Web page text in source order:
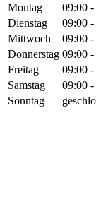
Montag
09:00
Dienstag
09:00
Mittwoch
09:00
Donnerstag 09:00
Freitag
09:00
Samstag
09:00
Sonntag